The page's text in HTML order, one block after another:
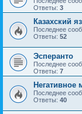
Ответы: 3
Казахский
Последнее
Ответы: 52
Эсперанто
Последнее
Ответы: 7
Негативное
Последнее
Ответы: 40